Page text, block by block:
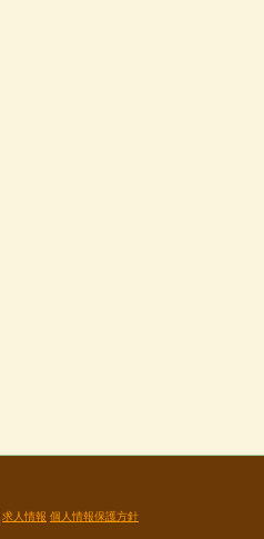
求人情報 個人情報保護方針